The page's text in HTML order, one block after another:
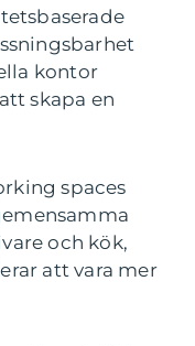
kontor
skapa en
spaces
och kök,
att vara mer